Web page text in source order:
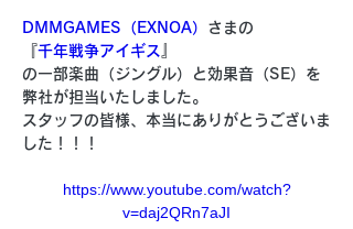
DMMGAMES（EXNOA） さまの
『千年戦争アイギス
の一部楽曲（ジングル）と効果音（SE）を
弊社が担当いたしました。
スタッフの皆様、本当にありがとうございま
した！！！
https://www.youtube.com/watch?
v=daj2QRn7aJI